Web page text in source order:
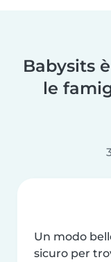
Babysits
le
Un modo
sicuro per